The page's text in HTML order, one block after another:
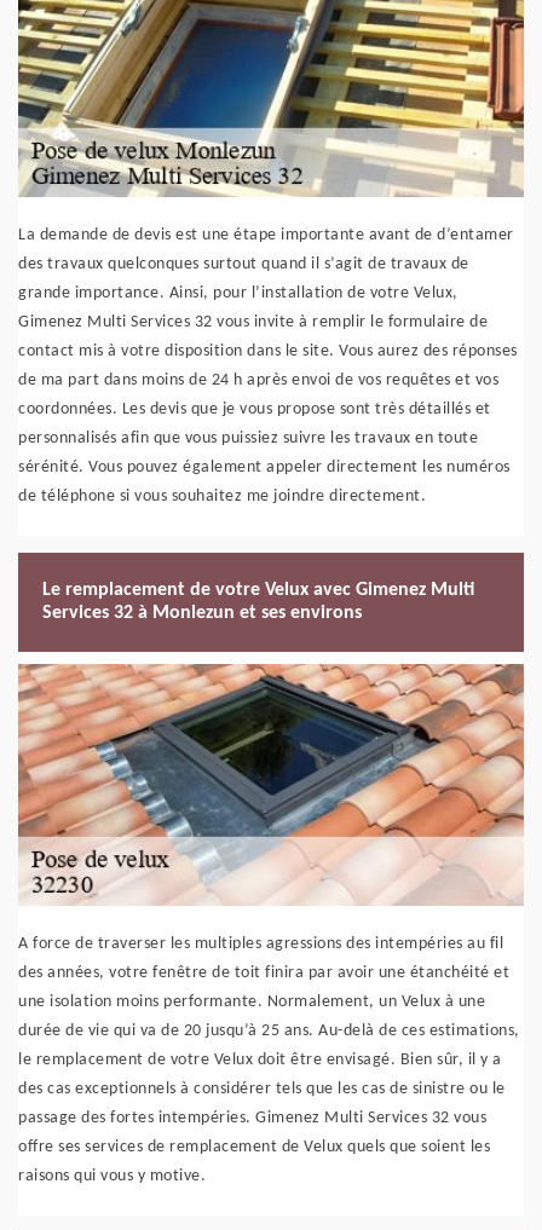
La demande de devis est une étape importante avant de d’entamer
des travaux quelconques surtout quand il s’agit de travaux de
grande importance. Ainsi, pour l’installation de votre Velux,
Gimenez Multi Services 32 vous invite à remplir le formulaire de
contact mis à votre disposition dans le site. Vous aurez des réponses
de ma part dans moins de 24 h après envoi de vos requêtes et vos
coordonnées. Les devis que je vous propose sont très détaillés et
personnalisés afin que vous puissiez suivre les travaux en toute
sérénité. Vous pouvez également appeler directement les numéros
de téléphone si vous souhaitez me joindre directement.
Le remplacement de votre Velux avec Gimenez Multi
Services 32 à Monlezun et ses environs
A force de traverser les multiples agressions des intempéries au fil
des années, votre fenêtre de toit finira par avoir une étanchéité et
une isolation moins performante. Normalement, un Velux à une
durée de vie qui va de 20 jusqu’à 25 ans. Au-delà de ces estimations,
le remplacement de votre Velux doit être envisagé. Bien sûr, il y a
des cas exceptionnels à considérer tels que les cas de sinistre ou le
passage des fortes intempéries. Gimenez Multi Services 32 vous
offre ses services de remplacement de Velux quels que soient les
raisons qui vous y motive.